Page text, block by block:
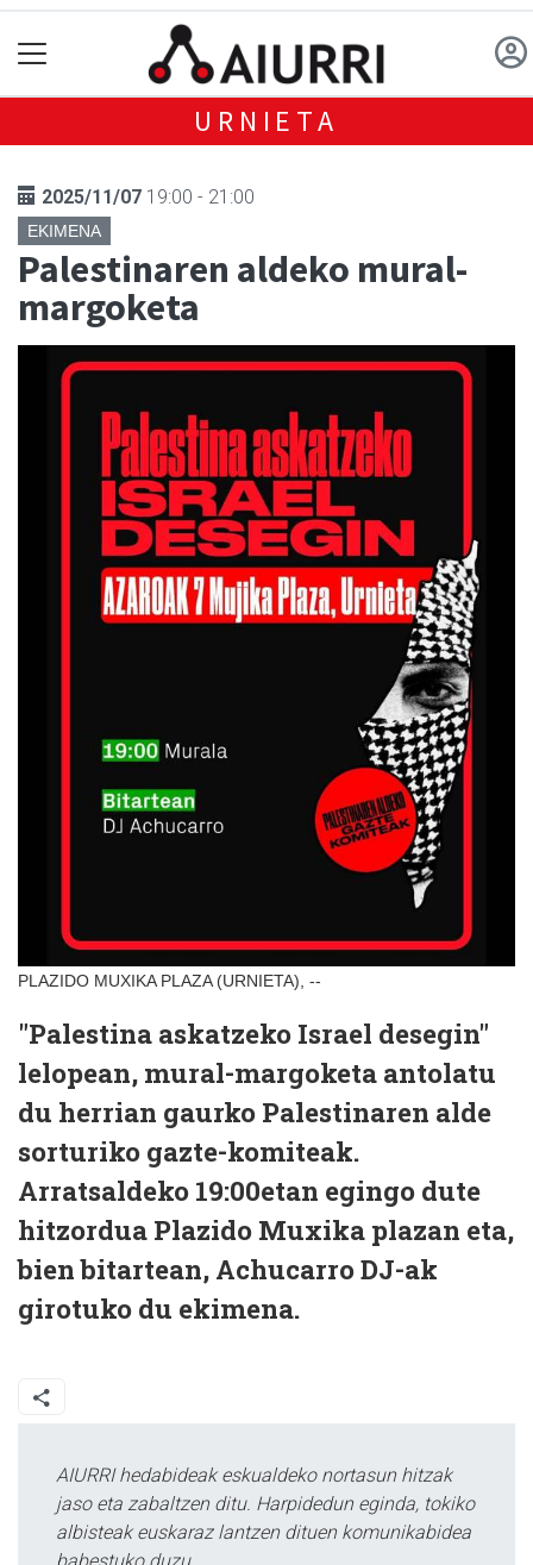
URNIETA
2025/11/07 19:00 - 21:00
EKIMENA
Palestinaren aldeko mural-
margoketa
PLAZIDO MUXIKA PLAZA (URNIETA), --
"Palestina askatzeko Israel desegin"
lelopean, mural-margoketa antolatu
du herrian gaurko Palestinaren alde
sorturiko gazte-komiteak.
Arratsaldeko 19:00etan egingo dute
hitzordua Plazido Muxika plazan eta,
bien bitartean, Achucarro DJ-ak
girotuko du ekimena.
AIURRI hedabideak eskualdeko nortasun hitzak
jaso eta zabaltzen ditu. Harpidedun eginda, tokiko
albisteak euskaraz lantzen dituen komunikabidea